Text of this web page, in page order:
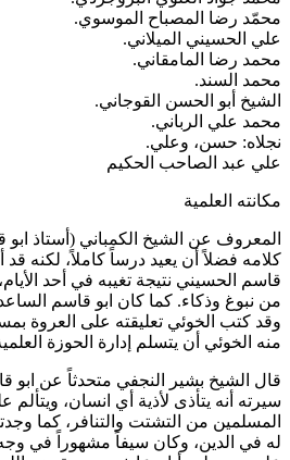
رضا المصباح الموسوي.
الحسيني الميلاني.
رضا المامقاني.
السند.
أبو الحسن القوجاني.
علي الرباني.
حسن، وعلي.
عبد الصاحب الحكيم
العلمية
عن الشيخ الكمباني (أستاذ ابو
فضلاً أن يعيد درساً كاملاً، لكنه قد
الحسيني نتيجة تغيبه في أحد
نبوغ وذكاء. كما كان ابو قاسم الساعد
كتب الخوئي تعليقته على العروة
الخوئي أن يتسلم إدارة الحوزة العلمية
الشيخ بشير النجفي متحدثاً عن ابو
أنه يتأذى لأذية أي انسان، ويتألم
من التشتت والتنافر، كما
في الدين، وكان سيفاً مشهوراً في